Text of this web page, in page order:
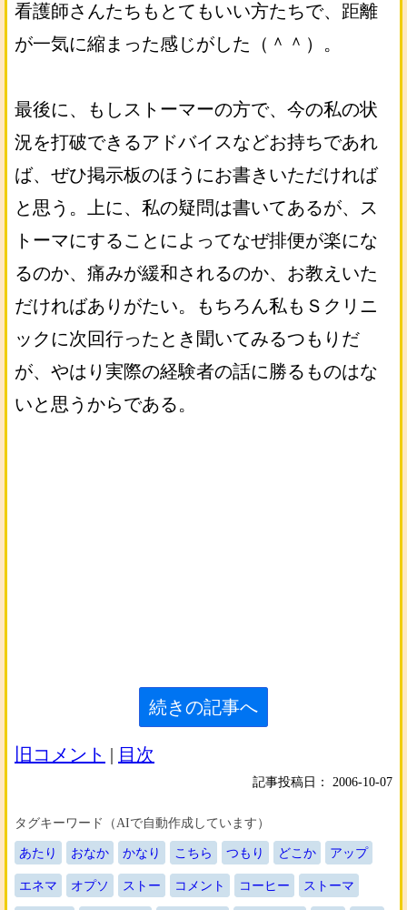
看護師さんたちもとてもいい方たちで、距離
が一気に縮まった感じがした（＾＾）。
最後に、もしストーマーの方で、今の私の状
況を打破できるアドバイスなどお持ちであれ
ば、ぜひ掲示板のほうにお書きいただければ
と思う。上に、私の疑問は書いてあるが、ス
トーマにすることによってなぜ排便が楽にな
るのか、痛みが緩和されるのか、お教えいた
だければありがたい。もちろん私もＳクリニ
ックに次回行ったとき聞いてみるつもりだ
が、やはり実際の経験者の話に勝るものはな
いと思うからである。
続きの記事へ
旧コメント | 目次
記事投稿日： 2006-10-07
タグキーワード（AIで自動作成しています）
あたり おなか かなり こちら つもり どこか アップ
エネマ オプソ ストー コメント コーヒー ストーマ